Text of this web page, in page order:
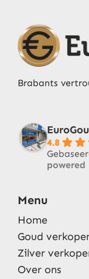
Brabants
4.8
powered
Menu
Home
Goud
Zilver
Over ons